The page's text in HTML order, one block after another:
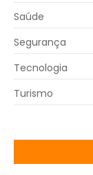
Saúde
Segurança
Tecnologia
Turismo